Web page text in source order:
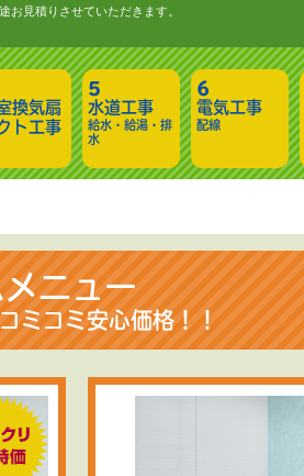
見積りさせていただきます。
換気扇
ト工事
水道工事
給水・給湯・排
水
電気工事
配線
ニュー
ミコミ安心価格！！